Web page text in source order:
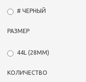
# ЧЕРНЫЙ
РАЗМЕР
44L (28ММ)
КОЛИЧЕСТВО